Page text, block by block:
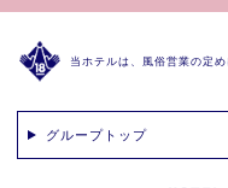
当ホテルは、風俗営業の定
グループトップ